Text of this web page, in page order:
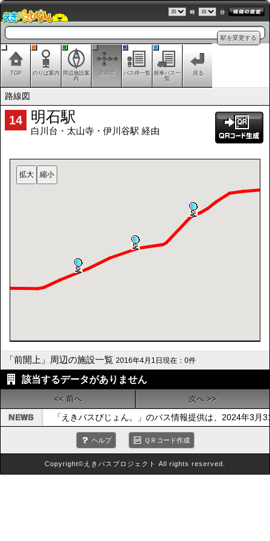
時 分
駅を変更する
TOP のりば案内
周辺施設案
内
路線図 バス停一覧 発車バス一
覧
戻る
路線図
14 明石駅
白川台・太山寺・伊川谷駅 経由
「前開上」周辺の施設一覧 2016年4月1日現在：0件
該当するデータがありません
<< 前へ 次へ >>
「えきバスびじょん。」のバス情報提供は、2024年3
ヘルプ ＱＲコード作成
Copyright©えきバスプロジェクト All rights reserved.